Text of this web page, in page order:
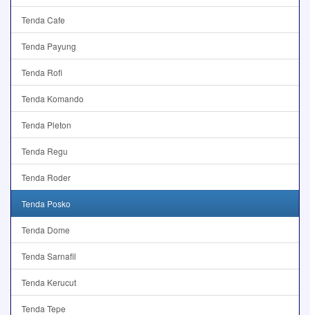
Tenda Cafe
Tenda Payung
Tenda Rofi
Tenda Komando
Tenda Pleton
Tenda Regu
Tenda Roder
Tenda Posko
Tenda Dome
Tenda Sarnafil
Tenda Kerucut
Tenda Tepe